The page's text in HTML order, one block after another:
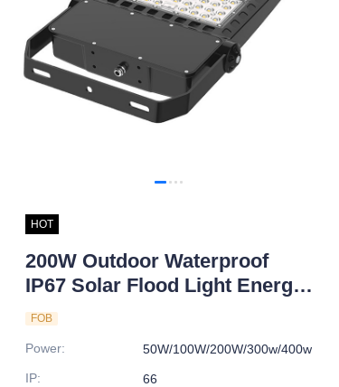
HOT
200W Outdoor Waterproof
IP67 Solar Flood Light Energy
Saving LED with Aluminum
FOB
Power:
50W/100W/200W/300w/400w
IP:
66